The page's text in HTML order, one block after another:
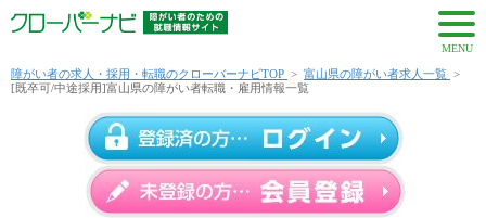
MENU
障がい者の求人・採用・転職のクローバーナビTOP > 富山県の障がい者求人一覧 >
[既卒可/中途採用]富山県の障がい者転職・雇用情報一覧